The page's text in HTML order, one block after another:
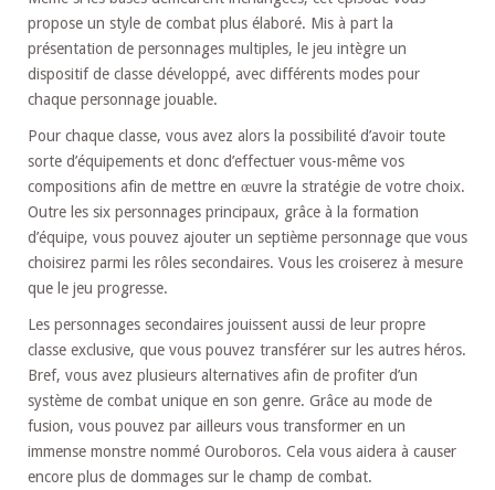
propose un style de combat plus élaboré. Mis à part la
présentation de personnages multiples, le jeu intègre un
dispositif de classe développé, avec différents modes pour
chaque personnage jouable.
Pour chaque classe, vous avez alors la possibilité d’avoir toute
sorte d’équipements et donc d’effectuer vous-même vos
compositions afin de mettre en œuvre la stratégie de votre choix.
Outre les six personnages principaux, grâce à la formation
d’équipe, vous pouvez ajouter un septième personnage que vous
choisirez parmi les rôles secondaires. Vous les croiserez à mesure
que le jeu progresse.
Les personnages secondaires jouissent aussi de leur propre
classe exclusive, que vous pouvez transférer sur les autres héros.
Bref, vous avez plusieurs alternatives afin de profiter d’un
système de combat unique en son genre. Grâce au mode de
fusion, vous pouvez par ailleurs vous transformer en un
immense monstre nommé Ouroboros. Cela vous aidera à causer
encore plus de dommages sur le champ de combat.